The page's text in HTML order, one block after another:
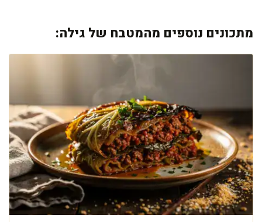
מתכונים נוספים מהמטבח של גילה: